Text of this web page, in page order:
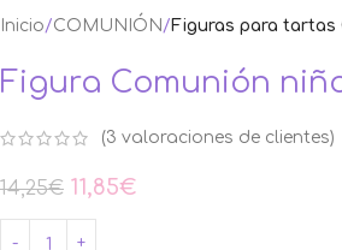
Inicio COMUNIÓN Figuras para tartas
Figura Comunión
(3 valoraciones de clientes)
14,25€ 11,85€